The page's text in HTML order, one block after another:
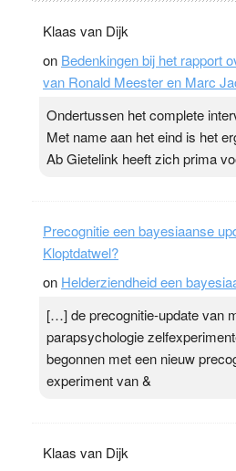
topsporters. Ze hopen ermee
verlagen terwijl ze meer
Daarop heeft zo’n pleister geen
zijn. Door…Lees meer
topspsort › [...]
Klaas van Dijk
on Bedenkingen bij het rapport
van Ronald Meester en Marc
Ondertussen het complete
Met name aan het eind is het
Ab Gietelink heeft zich prima
Precognitie een bayesiaanse
Kloptdatwel?
on Helderziendheid een
[…] de precognitie-update van
parapsychologie
begonnen met een nieuw
experiment van &
Klaas van Dijk